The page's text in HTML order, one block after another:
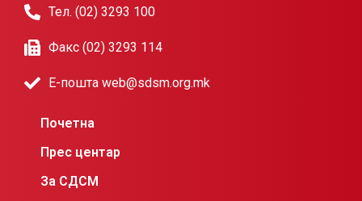
Тел. (02) 3293 100
Факс (02) 3293 114
Е-пошта web@sdsm.org.mk
Почетна
Прес центар
За СДСМ